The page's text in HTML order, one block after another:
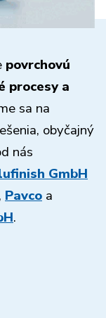
povrchovú
procesy a
sa na
obyčajný
nás
GmbH
, Pavco a
.